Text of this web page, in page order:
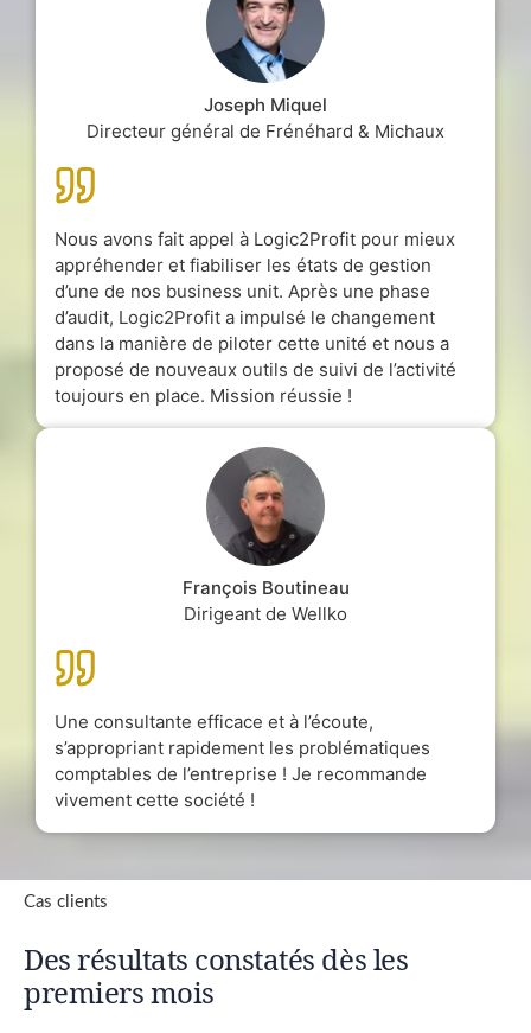
Joseph Miquel
Directeur général de Frénéhard & Michaux
Nous avons fait appel à Logic2Profit pour mieux
appréhender et fiabiliser les états de gestion
d’une de nos business unit. Après une phase
d’audit, Logic2Profit a impulsé le changement
dans la manière de piloter cette unité et nous a
proposé de nouveaux outils de suivi de l’activité
toujours en place. Mission réussie !
François Boutineau
Dirigeant de Wellko
Une consultante efficace et à l’écoute,
s’appropriant rapidement les problématiques
comptables de l’entreprise ! Je recommande
vivement cette société !
Cas clients
Des résultats constatés dès les
premiers mois